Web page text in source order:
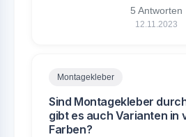
5 Antworten
12.11.2023
Montagekleber
Sind Montagekleber
gibt es auch Varianten in
Farben?